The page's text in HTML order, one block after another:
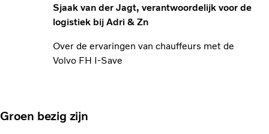
Sjaak van der Jagt, verantwoordelijk voor de
logistiek bij Adri & Zn
Over de ervaringen van chauffeurs met de
Volvo FH I-Save
Groen bezig zijn